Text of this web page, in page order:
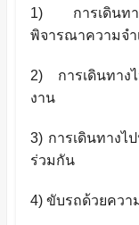
1) การเดิน
พิจารณาความจำ
2) การเดินทา
งาน
3) การเดินทางไ
ร่วมกัน
4) ขับรถด้วยควา